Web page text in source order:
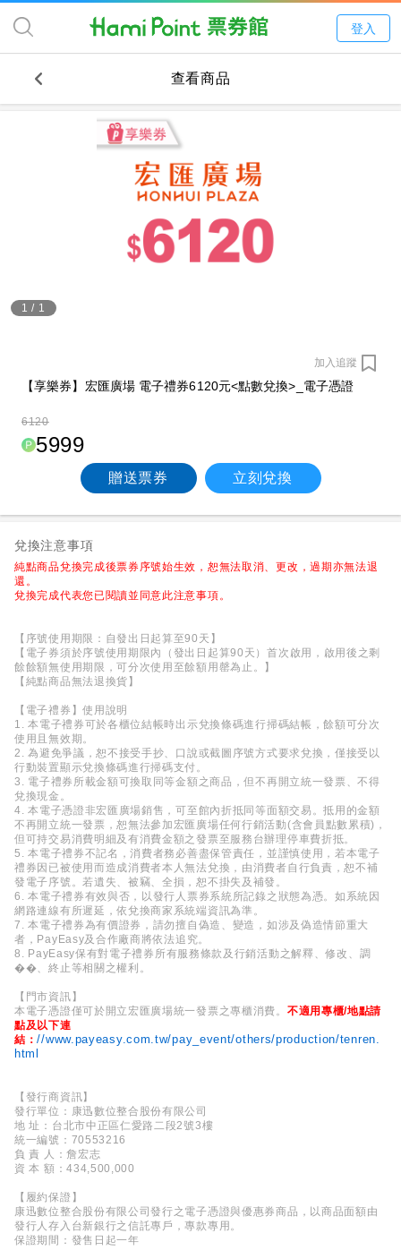
登入
查看商品
1 / 1
加入追蹤
【享樂券】宏匯廣場 電子禮券6120元<點數兌換>_電子憑證
6120
5999
贈送票券 立刻兌換
兌換注意事項
純點商品兌換完成後票券序號始生效，恕無法取消、更改，過期亦無法退
還。
兌換完成代表您已閱讀並同意此注意事項。
【序號使用期限：自發出日起算至90天】
【電子券須於序號使用期限內（發出日起算90天）首次啟用，啟用後之剩
餘餘額無使用期限，可分次使用至餘額用罄為止。】
【純點商品無法退換貨】
【電子禮券】使用說明
1. 本電子禮券可於各櫃位結帳時出示兌換條碼進行掃碼結帳，餘額可分次
使用且無效期。
2. 為避免爭議，恕不接受手抄、口說或截圖序號方式要求兌換，僅接受以
行動裝置顯示兌換條碼進行掃碼支付。
3. 電子禮券所載金額可換取同等金額之商品，但不再開立統一發票、不得
兌換現金。
4. 本電子憑證非宏匯廣場銷售，可至館內折抵同等面額交易。抵用的金額
不再開立統一發票，恕無法參加宏匯廣場任何行銷活動(含會員點數累積)，
但可持交易消費明細及有消費金額之發票至服務台辦理停車費折抵。
5. 本電子禮券不記名，消費者務必善盡保管責任，並謹慎使用，若本電子
禮券因已被使用而造成消費者本人無法兌換，由消費者自行負責，恕不補
發電子序號。若遺失、被竊、全損，恕不掛失及補發。
6. 本電子禮券有效與否，以發行人票券系統所記錄之狀態為憑。如系統因
網路連線有所遲延，依兌換商家系統端資訊為準。
7. 本電子禮券為有價證券，請勿擅自偽造、變造，如涉及偽造情節重大
者，PayEasy及合作廠商將依法追究。
8. PayEasy保有對電子禮券所有服務條款及行銷活動之解釋、修改、調
��、終止等相關之權利。
【門市資訊】
本電子憑證僅可於開立宏匯廣場統一發票之專櫃消費。 不適用專櫃/地點請
點及以下連
結：//www.payeasy.com.tw/pay_event/others/production/tenren.
html
【發行商資訊】
發行單位：康迅數位整合股份有限公司
地 址：台北市中正區仁愛路二段2號3樓
統一編號：70553216
負 責 人：詹宏志
資 本 額：434,500,000
【履約保證】
康迅數位整合股份有限公司發行之電子憑證與優惠券商品，以商品面額由
發行人存入台新銀行之信託專戶，專款專用。
保證期間：發售日起一年